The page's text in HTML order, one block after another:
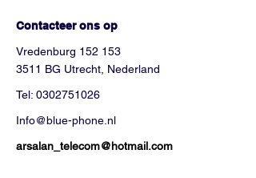
Contacteer ons op
Vredenburg 152 153
3511 BG Utrecht, Nederland
Tel: 0302751026
Info@blue-phone.nl
arsalan_telecom@hotmail.com